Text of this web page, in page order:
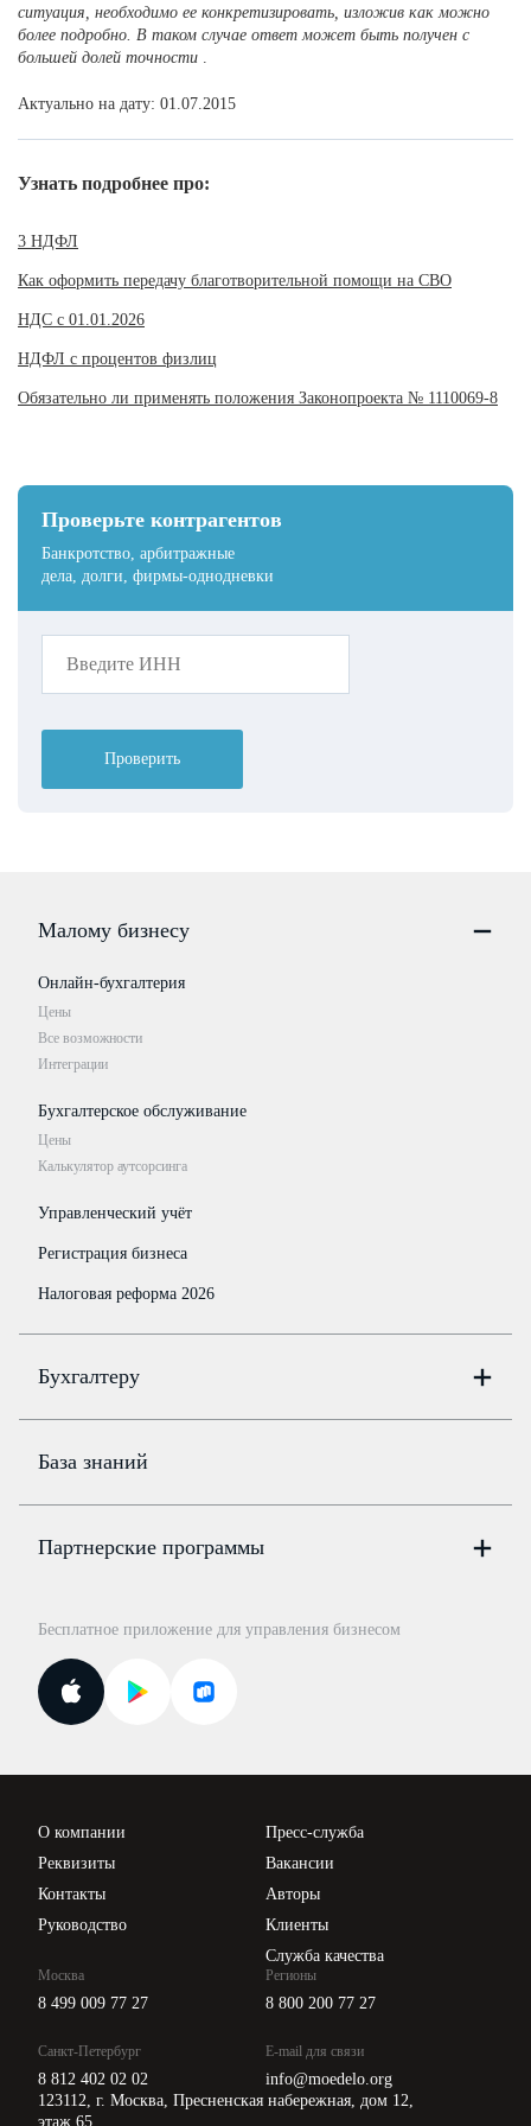
Проверьте контрагентов
Банкротство, арбитражные
дела, долги, фирмы-однодневки
Проверить
ситуация, необходимо ее конкретизировать, изложив как можно
более подробно. В таком случае ответ может быть получен с
большей долей точности .
Актуально на дату: 01.07.2015
Узнать подробнее про:
3 НДФЛ
Как оформить передачу благотворительной помощи на СВО
НДС с 01.01.2026
НДФЛ с процентов физлиц
Обязательно ли применять положения Законопроекта № 1110069-8
Малому бизнесу
Онлайн-бухгалтерия
Цены
Все возможности
Интеграции
Бухгалтерское обслуживание
Цены
Калькулятор аутсорсинга
Управленческий учёт
Регистрация бизнеса
Налоговая реформа 2026
Бухгалтеру
Цены
Бюро
Консультации по учёту и налогам
Курсы повышения квалификации
Госпроверки
Поиск ответа на вопрос
Новости законодательства
База знаний
Партнерские программы
Для самозанятых
Бесплатное приложение для управления бизнесом
О компании
Реквизиты
Контакты
Руководство
Пресс-служба
Вакансии
Авторы
Клиенты
Служба качества
Москва
8 499 009 77 27
Санкт-Петербург
8 812 402 02 02
Регионы
8 800 200 77 27
E-mail для связи
info@moedelo.org
123112, г. Москва, Пресненская набережная, дом 12,
этаж 65